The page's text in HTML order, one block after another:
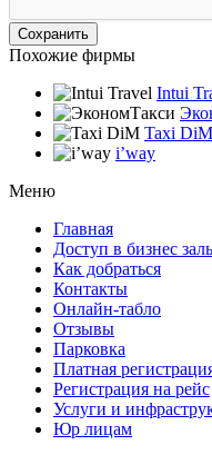
Похожие фирмы
Intui
Taxi DiM
i’way
Меню
Главная
Доступ в бизнес
Как добраться
Контакты
Онлайн-табло
Отзывы
Парковка
Платная
Регистрация на рейс
Услуги и
Юр лицам